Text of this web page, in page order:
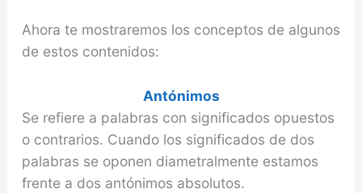
Ahora te mostraremos los conceptos de algunos
de estos contenidos:
Antónimos
Se refiere a palabras con significados opuestos
o con­trarios. Cuando los significados de dos
palabras se oponen diametralmente estamos
frente a dos antóni­mos absolutos.